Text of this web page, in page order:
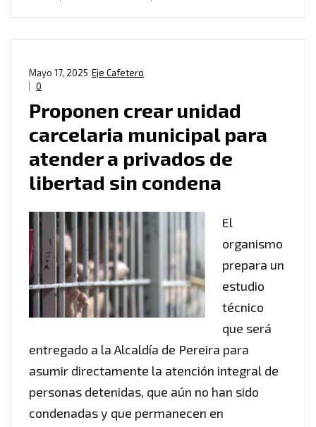
Eje Cafetero
Mayo 17, 2025
0
Proponen crear unidad
carcelaria municipal para
atender a privados de
libertad sin condena
El
organismo
prepara un
estudio
técnico
que será
entregado a la Alcaldía de Pereira para
asumir directamente la atención integral de
personas detenidas, que aún no han sido
condenadas y que permanecen en